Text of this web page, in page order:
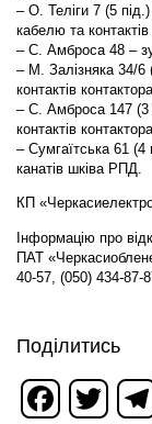
– О. Теліги 7 (5
кабелю та контактів
– С. Амброса 48 –
– М. Залізняка 34/6
контактів контактора.
– С. Амброса 147 (3
контактів контактора.
– Сумгаїтська 61 (4
канатів шківа РПД.
КП
Інформацію про
ПАТ
40-57, (050) 434-87-
Поділитись
Facebook
Twitter